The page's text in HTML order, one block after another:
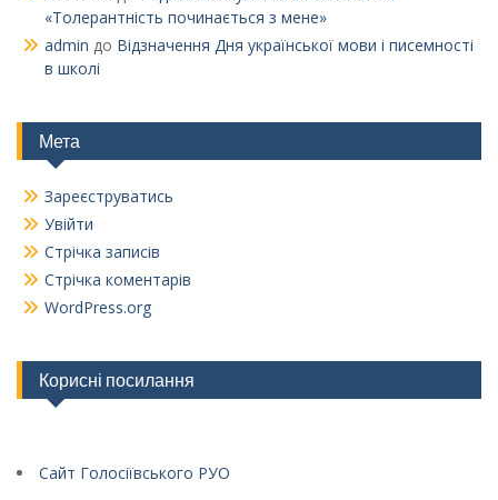
«Толерантність починається з мене»
admin до Відзначення Дня української мови і писемності
в школі
Мета
Зареєструватись
Увійти
Стрічка записів
Стрічка коментарів
WordPress.org
Корисні посилання
Сайт Голосіївського РУО